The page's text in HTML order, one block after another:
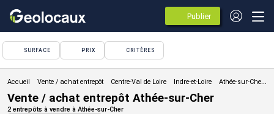
Publier
des
annonces
SURFACE PRIX CRITÈRES
Vente / achat entrepôt
Vente / achat entrepôt Athée-sur-Cher
2 entrepôts à vendre à Athée-sur-Cher